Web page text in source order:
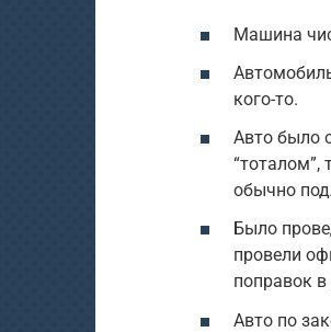
Машина
кого-то.
Авто было
“тоталом”,
обычно
Было
провели
поправок
Авто по